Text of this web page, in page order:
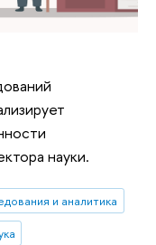
науки.
и аналитика